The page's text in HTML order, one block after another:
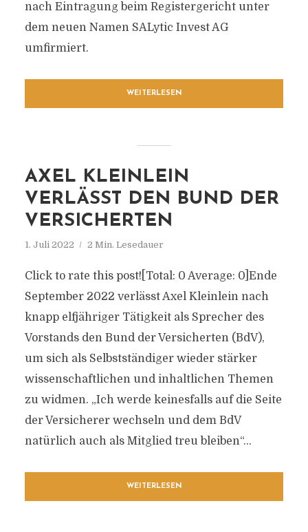
nach Eintragung beim Registergericht unter
dem neuen Namen SALytic Invest AG
umfirmiert.
WEITERLESEN
AXEL KLEINLEIN
VERLÄSST DEN BUND DER
VERSICHERTEN
1. Juli 2022 2 Min. Lesedauer
Click to rate this post![Total: 0 Average: 0]Ende
September 2022 verlässt Axel Kleinlein nach
knapp elfjähriger Tätigkeit als Sprecher des
Vorstands den Bund der Versicherten (BdV),
um sich als Selbstständiger wieder stärker
wissenschaftlichen und inhaltlichen Themen
zu widmen. „Ich werde keinesfalls auf die Seite
der Versicherer wechseln und dem BdV
natürlich auch als Mitglied treu bleiben“...
WEITERLESEN